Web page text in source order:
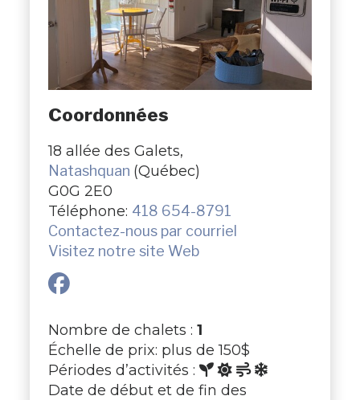
Coordonnées
18 allée des Galets,
Natashquan (Québec)
G0G 2E0
Téléphone: 418 654-8791
Contactez-nous par courriel
Visitez notre site Web
Nombre de chalets : 1
Échelle de prix: plus de 150$
Périodes d’activités :
Date de début et de fin des